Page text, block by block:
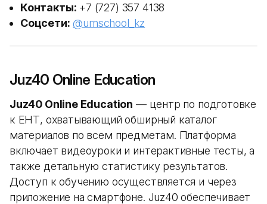
Контакты: +7 (727) 357 4138
Соцсети: @umschool_kz
Juz40 Online Education
Juz40 Online Education — центр по подготовке
к ЕНТ, охватывающий обширный каталог
материалов по всем предметам. Платформа
включает видеоуроки и интерактивные тесты, а
также детальную статистику результатов.
Доступ к обучению осуществляется и через
приложение на смартфоне. Juz40 обеспечивает